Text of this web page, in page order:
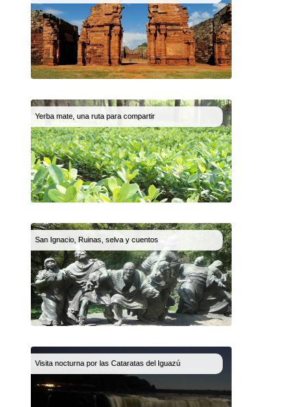
Yerba mate, una ruta para compartir
San Ignacio, Ruinas, selva y cuentos
Visita nocturna por las Cataratas del Iguazú